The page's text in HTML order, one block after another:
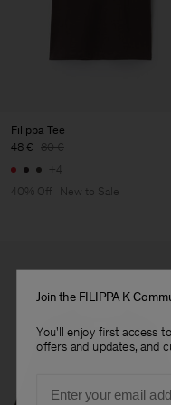
Factory
Filippa Tee
48 € 80 €
+4
40% Off
New to Sale
Join the FILIPPA K
You'll enjoy first access
offers and updates, and